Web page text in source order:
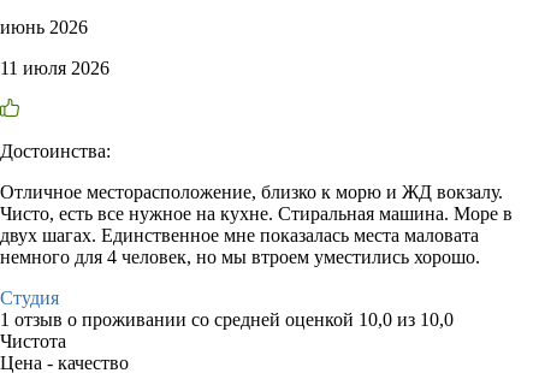
июнь 2026
11 июля 2026
Достоинства:
Отличное месторасположение, близко к морю и ЖД вокзалу.
Чисто, есть все нужное на кухне. Стиральная машина. Море в
двух шагах. Единственное мне показалась места маловата
немного для 4 человек, но мы втроем уместились хорошо.
Студия
1 отзыв о проживании со средней оценкой 10,0 из 10,0
Чистота
Цена - качество